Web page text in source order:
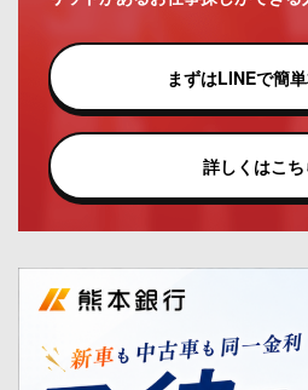
まずはLINEで簡単
詳しくはこち